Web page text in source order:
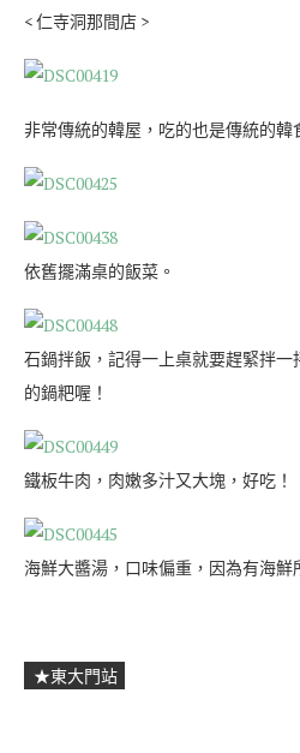
< 仁寺洞那間店 >
非常傳統的韓屋，吃的也是傳統的韓
依舊擺滿桌的飯菜。
石鍋拌飯，記得一上桌就要趕緊拌
的鍋粑喔！
鐵板牛肉，肉嫩多汁又大塊，好吃！
海鮮大醬湯，口味偏重，因為有海鮮
★東大門站